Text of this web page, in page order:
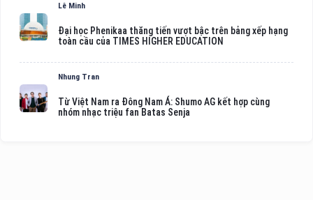
Lê Minh
Đại học Phenikaa thăng tiến vượt bậc trên bảng xếp hạng
toàn cầu của TIMES HIGHER EDUCATION
Nhung Tran
Từ Việt Nam ra Đông Nam Á: Shumo AG kết hợp cùng
nhóm nhạc triệu fan Batas Senja